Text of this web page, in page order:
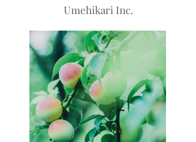
Umehikari Inc.